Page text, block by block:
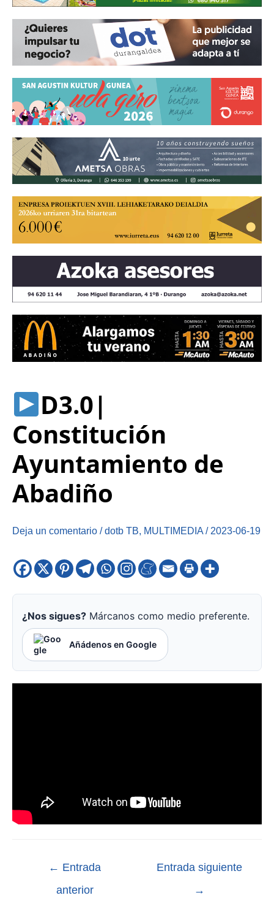
D3.0|
Constitución
Ayuntamiento de
Abadiño
Deja un comentario /dotb TB, MULTIMEDIA / 2023-06-19
¿Nos sigues? Márcanos como medio preferente.
Añádenos en Google
← Entrada
anterior
Entrada siguiente
→